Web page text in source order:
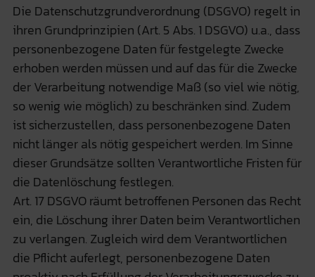
Die Datenschutzgrundverordnung (DSGVO) regelt in
ihren Grundprinzipien (Art. 5 Abs. 1 DSGVO) u.a., dass
personenbezogene Daten für festgelegte Zwecke
erhoben werden müssen und auf das für die Zwecke
der Verarbeitung notwendige Maß (so viel wie nötig,
so wenig wie möglich) zu beschränken sind. Zudem
ist sicherzustellen, dass personenbezogene Daten
nicht länger als nötig gespeichert werden. Im Sinne
dieser Grundsätze sollten Verantwortliche Fristen für
die Datenlöschung festlegen.
Art. 17 DSGVO räumt betroffenen Personen das Recht
ein, die Löschung ihrer Daten beim Verantwortlichen
zu verlangen. Zugleich wird dem Verantwortlichen
die Pflicht auferlegt, personenbezogene Daten